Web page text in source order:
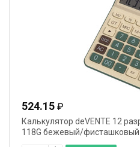
524.15 ₽
Калькулятор deVENTE 12
118G бежевый/фисташковый